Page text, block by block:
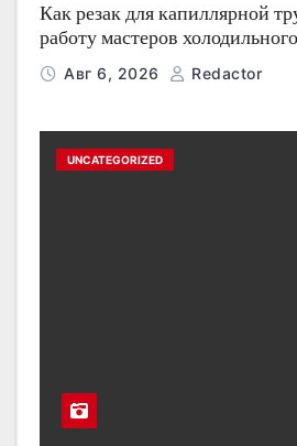
Как резак для капиллярной
работу мастеров
Авг 6, 2026 Redactor
UNCATEGORIZED